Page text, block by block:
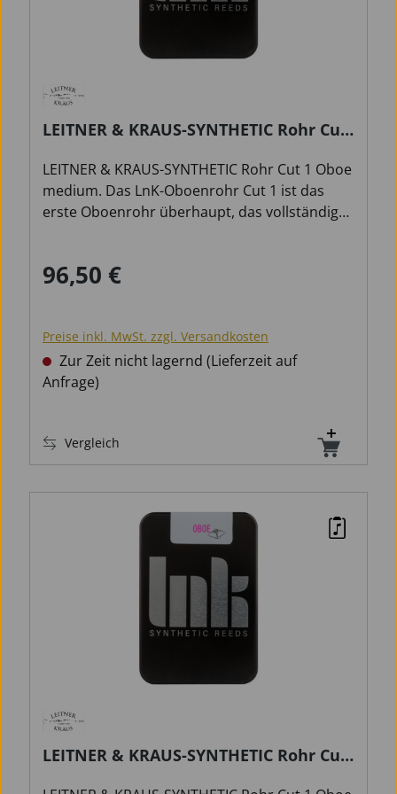
LEITNER & KRAUS-SYNTHETIC Rohr Cut
LEITNER & KRAUS-SYNTHETIC Rohr Cut 1 Oboe
medium. Das LnK-Oboenrohr Cut 1 ist das
erste Oboenrohr überhaupt, das vollständig
besonders gleichmäßiges
Spiel. Das Cut1 bietet einen warmen und
weichen Klang sowie eine hervorragende
Ansprache über alle Lagen. Durch den
perfektioniert. Das innovative Design macht
sie unempfindlich gegenüber Wetter- oder
Luftfeuchtigkeitsänderungen, sodass sie nie
eingeweicht werden müssen. Das ermöglicht
es dir, dich voll und ganz auf deine Musik zu
konzentrieren, ohne dich um äußere
Bedingungen sorgen zu müssen.
Regulärer Preis:
96,50 €
Preise inkl. MwSt. zzgl. Versandkosten
Zur Zeit nicht lagernd (Lieferzeit auf
Anfrage)
Vergleich
LEITNER & KRAUS-SYNTHETIC Rohr Cut